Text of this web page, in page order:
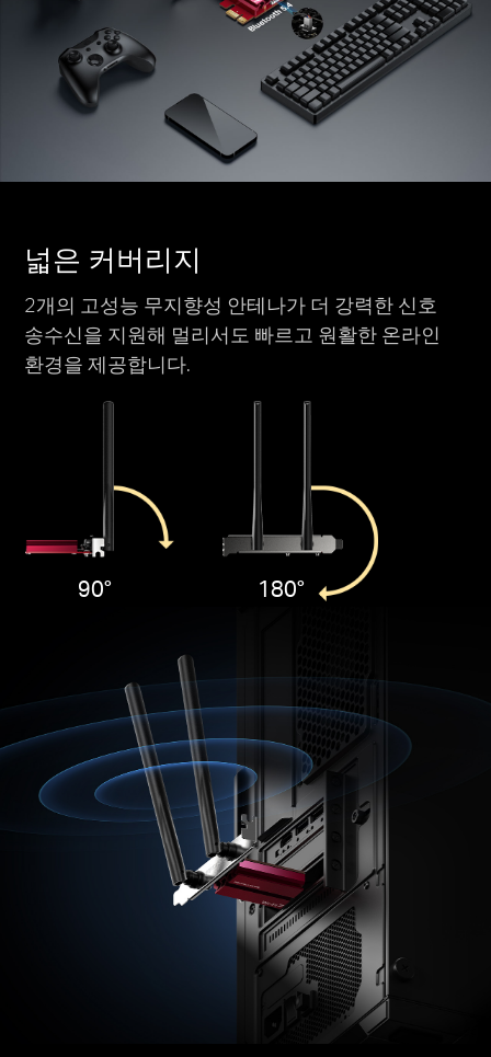
넓은 커버리지
2개의 고성능 무지향성 안테나가 더 강력한 신호
송수신을 지원해 멀리서도 빠르고 원활한 온라인
환경을 제공합니다.
90° 180°